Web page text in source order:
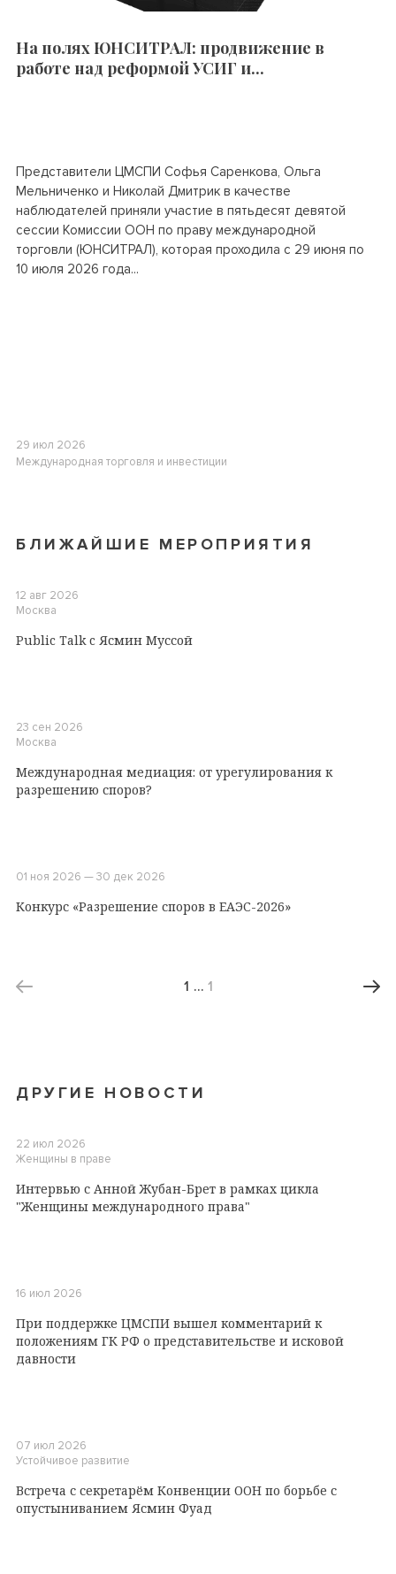
На полях ЮНСИТРАЛ: продвижение в
работе над реформой УСИГ и...
Представители ЦМСПИ Софья Саренкова, Ольга
Мельниченко и Николай Дмитрик в качестве
наблюдателей приняли участие в пятьдесят девятой
сессии Комиссии ООН по праву международной
торговли (ЮНСИТРАЛ), которая проходила с 29 июня по
10 июля 2026 года...
29 июл 2026
Международная торговля и инвестиции
БЛИЖАЙШИЕ МЕРОПРИЯТИЯ
12 авг 2026
Москва
Public Talk c Ясмин Муссой
23 сен 2026
Москва
Международная медиация: от урегулирования к
разрешению споров?
01 ноя 2026 — 30 дек 2026
Конкурс «Разрешение споров в ЕАЭС-2026»
1 … 1
ДРУГИЕ НОВОСТИ
22 июл 2026
Женщины в праве
Интервью с Анной Жубан-Брет в рамках цикла
"Женщины международного права"
16 июл 2026
При поддержке ЦМСПИ вышел комментарий к
положениям ГК РФ о представительстве и исковой
давности
07 июл 2026
Устойчивое развитие
Встреча с секретарём Конвенции ООН по борьбе с
опустыниванием Ясмин Фуад